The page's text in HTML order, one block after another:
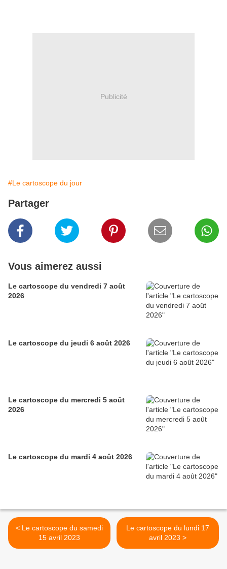
Publicité
#Le cartoscope du jour
Partager
Vous aimerez aussi
Le cartoscope du vendredi 7 août
2026
Le cartoscope du jeudi 6 août 2026
Le cartoscope du mercredi 5 août
2026
Le cartoscope du mardi 4 août 2026
< Le cartoscope du samedi
15 avril 2023
Le cartoscope du lundi 17
avril 2023 >